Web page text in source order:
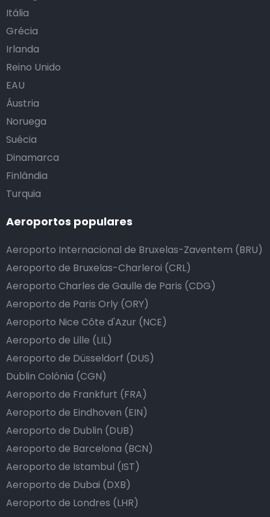
Itália
Grécia
Irlanda
Reino Unido
EAU
Áustria
Noruega
Suécia
Dinamarca
Finlândia
Turquia
Aeroportos populares
Aeroporto Internacional de Bruxelas-Zaventem (BRU)
Aeroporto de Bruxelas-Charleroi (CRL)
Aeroporto Charles de Gaulle de Paris (CDG)
Aeroporto de Paris Orly (ORY)
Aeroporto Nice Côte d'Azur (NCE)
Aeroporto de Lille (LIL)
Aeroporto de Düsseldorf (DUS)
Dublin Colónia (CGN)
Aeroporto de Frankfurt (FRA)
Aeroporto de Eindhoven (EIN)
Aeroporto de Dublin (DUB)
Aeroporto de Barcelona (BCN)
Aeroporto de Istambul (IST)
Aeroporto de Dubai (DXB)
Aeroporto de Londres (LHR)